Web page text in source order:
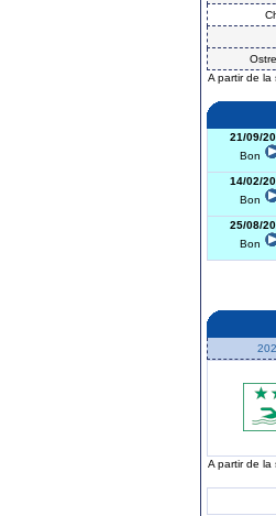
A partir de la
21/09/
Bon
14/02/
Bon
25/08/
Bon
A partir de la